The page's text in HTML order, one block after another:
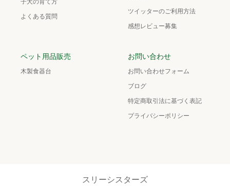
よくある質問
ツイッターのご利用方法
感想レビュー募集
ペット用品販売
木製食器台
お問い合わせ
お問い合わせフォーム
ブログ
特定商取引法に基づく表記
プライバシーポリシー
スリーシスターズ